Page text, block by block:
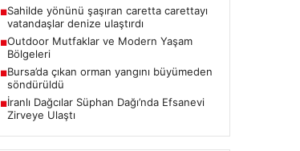
■Sahilde yönünü şaşıran caretta carettayı
vatandaşlar denize ulaştırdı
■Outdoor Mutfaklar ve Modern Yaşam
Bölgeleri
■Bursa’da çıkan orman yangını büyümeden
söndürüldü
■İranlı Dağcılar Süphan Dağı’nda Efsanevi
Zirveye Ulaştı